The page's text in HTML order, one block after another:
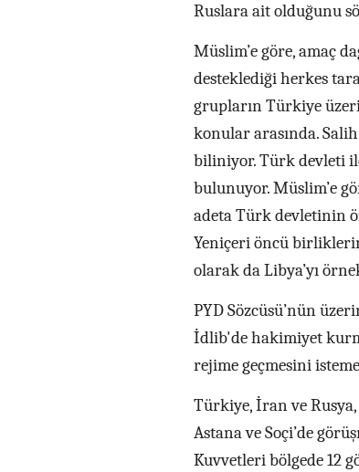
Ruslara ait olduğunu
Müslim’e göre, amaç
desteklediği herkes
grupların Türkiye
konular arasında.
biliniyor. Türk devleti
bulunuyor. Müslim’e
adeta Türk devletinin
Yeniçeri öncü
olarak da Libya’yı
PYD Sözcüsü’nün
İdlib'de hakimiyet
rejime geçmesini
Türkiye, İran ve
Astana ve Soçi’de
Kuvvetleri bölgede 12